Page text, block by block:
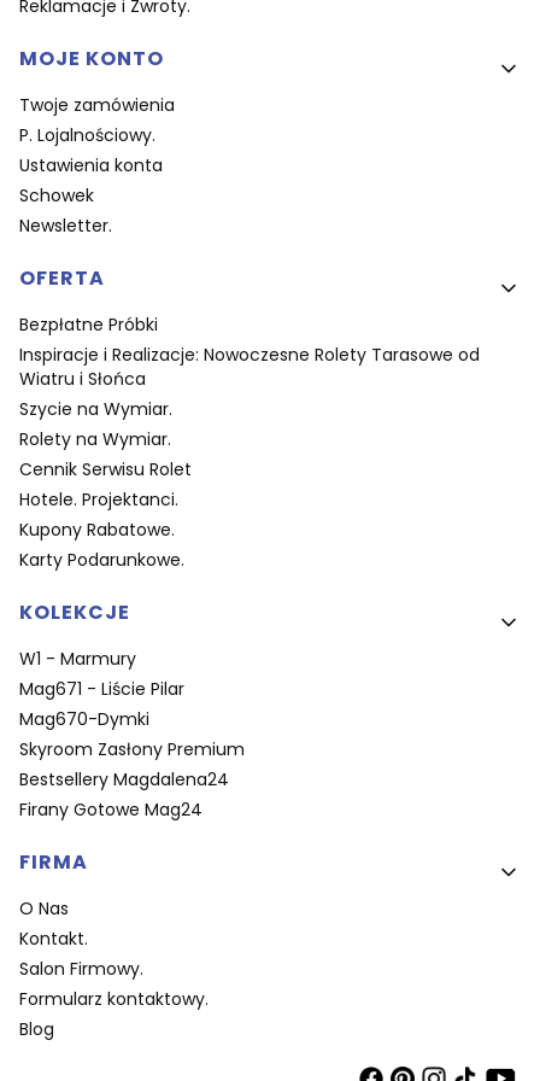
Reklamacje i Zwroty.
MOJE KONTO
Twoje zamówienia
P. Lojalnościowy.
Ustawienia konta
Schowek
Newsletter.
OFERTA
Bezpłatne Próbki
Inspiracje i Realizacje: Nowoczesne Rolety Tarasowe od
Wiatru i Słońca
Szycie na Wymiar.
Rolety na Wymiar.
Cennik Serwisu Rolet
Hotele. Projektanci.
Kupony Rabatowe.
Karty Podarunkowe.
KOLEKCJE
W1 - Marmury
Mag671 - Liście Pilar
Mag670-Dymki
Skyroom Zasłony Premium
Bestsellery Magdalena24
Firany Gotowe Mag24
FIRMA
O Nas
Kontakt.
Salon Firmowy.
Formularz kontaktowy.
Blog